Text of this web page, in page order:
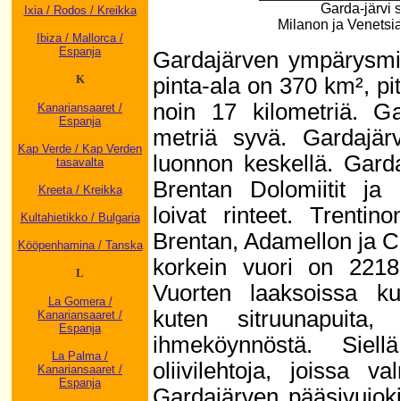
Ixia / Rodos / Kreikka
Ibiza / Mallorca /
Espanja
K
Kanariansaaret /
Espanja
Kap Verde / Kap Verden
tasavalta
Kreeta / Kreikka
Kultahietikko / Bulgaria
Kööpenhamina / Tanska
L
La Gomera /
Kanariansaaret /
Espanja
La Palma /
Kanariansaaret /
Espanja
Garda-järvi
Milanon ja
Gardajärven
pinta-ala on 370 km²,
noin 17 kilometriä.
metriä syvä.
luonnon keskellä.
Brentan Dolomiitit ja
loivat rinteet.
Brentan, Adamellon ja
korkein vuori on
Vuorten laaksoissa
kuten
ihmeköynnöstä.
oliivilehtoja, joissa